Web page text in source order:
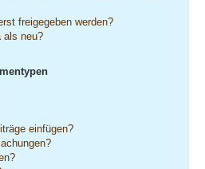
freigegeben werden?
als neu?
einfügen?